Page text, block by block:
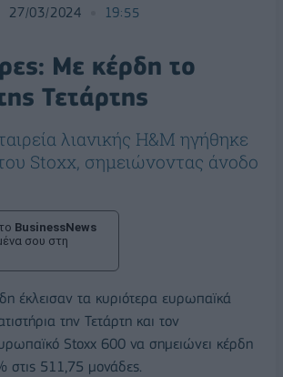
27/03/2024 19:55
Με κέρδη το
Τετάρτης
λιανικής H&M ηγήθηκε
Stoxx, σημειώνοντας άνοδο
BusinessNews
σου στη
έκλεισαν τα κυριότερα ευρωπαϊκά
την Τετάρτη και τον
Stoxx 600 να σημειώνει κέρδη
στις 511,75 μονάδες.